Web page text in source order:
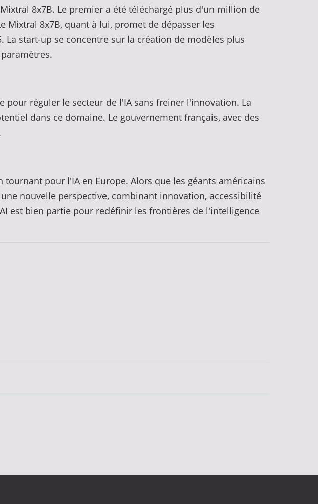
8x7B. Le premier a été téléchargé plus d'un million de
8x7B, quant à lui, promet de dépasser les
La start-up se concentre sur la création de modèles plus
réguler le secteur de l'IA sans freiner l'innovation. La
dans ce domaine. Le gouvernement français, avec des
pour l'IA en Europe. Alors que les géants américains
nouvelle perspective, combinant innovation, accessibilité
est bien partie pour redéfinir les frontières de l'intelligence